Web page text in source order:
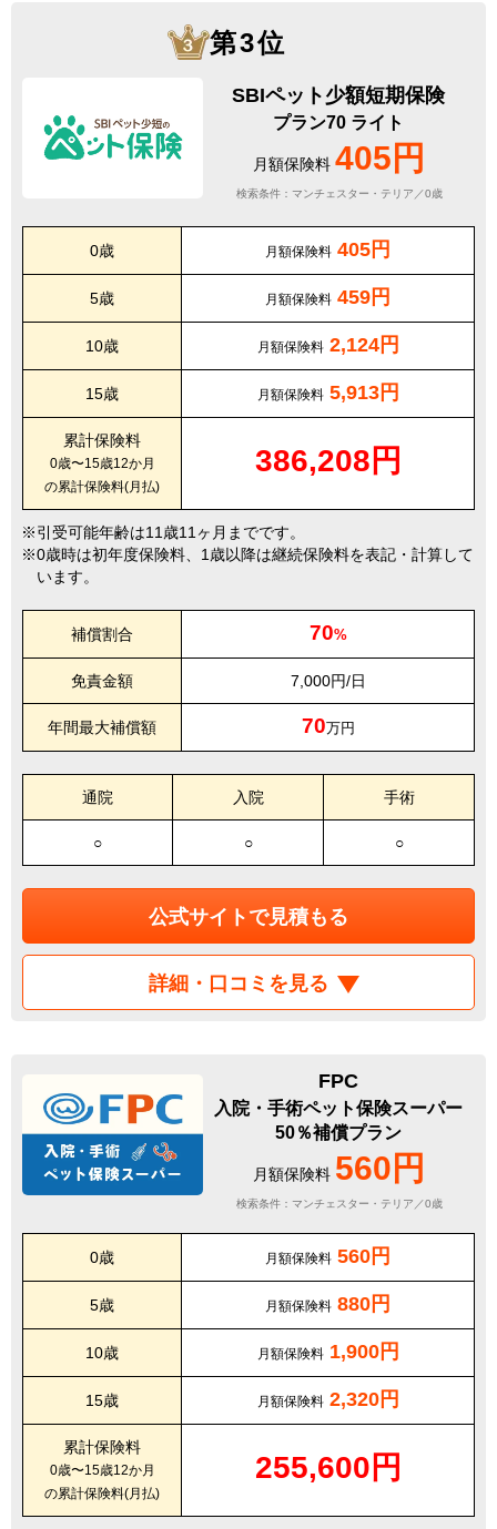
第3位
SBIペット少額短期保険
プラン70 ライト
月額保険料 405円
検索条件：マンチェスター・テリア／0歳
0歳 月額保険料 405円
5歳 月額保険料 459円
10歳 月額保険料 2,124円
15歳 月額保険料 5,913円
累計保険料
0歳〜15歳12か月
の累計保険料(月払)
386,208円
引受可能年齢は11歳11ヶ月までです。
0歳時は初年度保険料、1歳以降は継続保険料を表記・計算して
います。
補償割合 70%
免責金額 7,000円/日
年間最大補償額 70万円
通院 入院 手術
○ ○ ○
公式サイトで見積もる
詳細・口コミを見る
FPC
入院・手術ペット保険スーパー
50％補償プラン
月額保険料 560円
検索条件：マンチェスター・テリア／0歳
0歳 月額保険料 560円
5歳 月額保険料 880円
10歳 月額保険料 1,900円
15歳 月額保険料 2,320円
累計保険料
0歳〜15歳12か月
の累計保険料(月払)
255,600円